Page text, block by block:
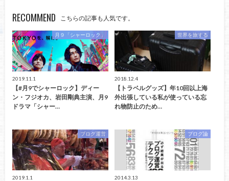
RECOMMEND こちらの記事も人気です。
月９「シャーロック」
2019.11.1
【#月9でシャーロック】ディー
ン・フジオカ、岩田剛典主演、月9
ドラマ「シャー…
世界を旅する
2018.12.4
【トラベルグッズ】年10回以上海
外出張している私が使っている忘
れ物防止のため…
ブログ運営
2019.1.1
ブログ論
2014.3.13